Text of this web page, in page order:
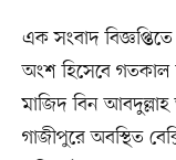
এক সংবাদ
অংশ হিসেবে গতকাল
মাজিদ বিন
গাজীপুরে অবস্থিত